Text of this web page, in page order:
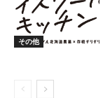
その他